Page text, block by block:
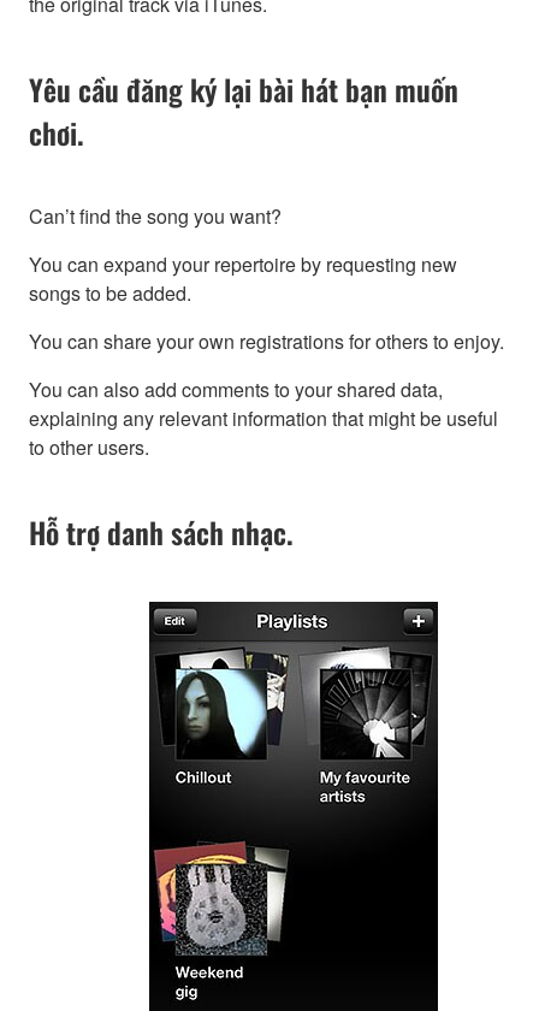
Yêu cầu đăng ký lại bài hát bạn muốn
chơi.
Can’t find the song you want?
You can expand your repertoire by requesting new
songs to be added.
You can share your own registrations for others to enjoy.
You can also add comments to your shared data,
explaining any relevant information that might be useful
to other users.
Hỗ trợ danh sách nhạc.